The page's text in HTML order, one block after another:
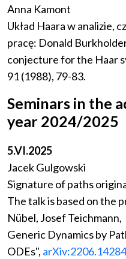
Anna Kamont
Układ Haara w analizie,
pracę: Donald
conjecture for the Haar
91 (1988), 79-83.
Seminars in the
year 2024/2025
5.VI.2025
Jacek Gulgowski
Signature of paths
The talk is based on the
Nübel, Josef
Generic Dynamics by
ODEs", arXiv:2206.14284